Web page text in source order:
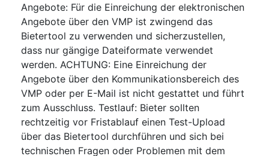
Angebote: Für die Einreichung der elektronischen
Angebote über den VMP ist zwingend das
Bietertool zu verwenden und sicherzustellen,
dass nur gängige Dateiformate verwendet
werden. ACHTUNG: Eine Einreichung der
Angebote über den Kommunikationsbereich des
VMP oder per E-Mail ist nicht gestattet und führt
zum Ausschluss. Testlauf: Bieter sollten
rechtzeitig vor Fristablauf einen Test-Upload
über das Bietertool durchführen und sich bei
technischen Fragen oder Problemen mit dem